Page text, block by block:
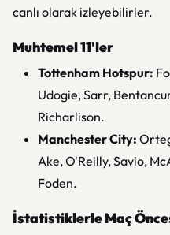
canlı olarak izleyebilirler.
Muhtemel 11'ler
Tottenham Hotspur:
Udogie, Sarr,
Richarlison.
Manchester City:
Ake, O'Reilly, Savio,
Foden.
İstatistiklerle Maç